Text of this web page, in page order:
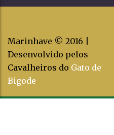
Marinhave © 2016 |
Desenvolvido pelos
Cavalheiros do Gato de
Bigode